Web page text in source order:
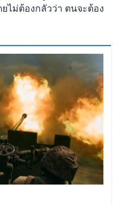
ไม่ต้องกลัวว่า ตนจะต้อง